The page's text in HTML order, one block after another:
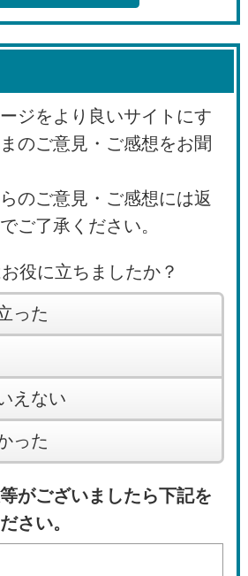
ジをより良いサイトにす
のご意見・ご感想をお聞
のご意見・ご感想には返
ご了承ください。
役に立ちましたか？
った
えない
った
がございましたら下記を
さい。